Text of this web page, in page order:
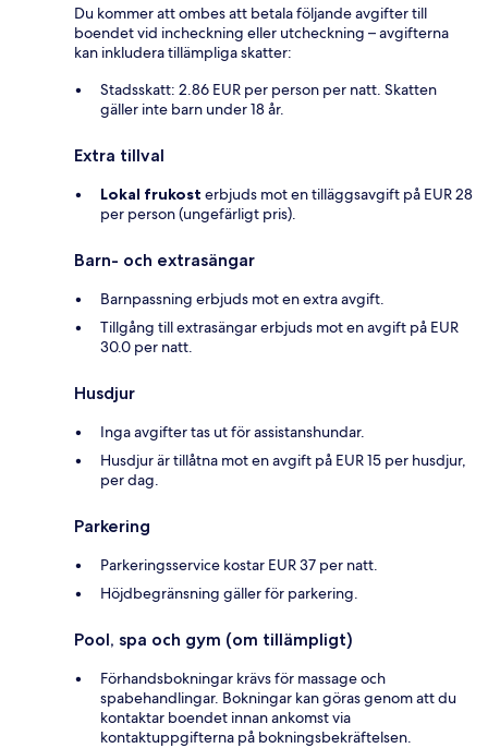
Du kommer att ombes att betala följande avgifter till
boendet vid incheckning eller utcheckning – avgifterna
kan inkludera tillämpliga skatter:
Stadsskatt: 2.86 EUR per person per natt. Skatten
gäller inte barn under 18 år.
Extra tillval
Lokal frukost erbjuds mot en tilläggsavgift på EUR 28
per person (ungefärligt pris).
Barn- och extrasängar
Barnpassning erbjuds mot en extra avgift.
Tillgång till extrasängar erbjuds mot en avgift på EUR
30.0 per natt.
Husdjur
Inga avgifter tas ut för assistanshundar.
Husdjur är tillåtna mot en avgift på EUR 15 per husdjur,
per dag.
Parkering
Parkeringsservice kostar EUR 37 per natt.
Höjdbegränsning gäller för parkering.
Pool, spa och gym (om tillämpligt)
Förhandsbokningar krävs för massage och
spabehandlingar. Bokningar kan göras genom att du
kontaktar boendet innan ankomst via
kontaktuppgifterna på bokningsbekräftelsen.